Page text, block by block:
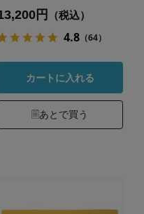
円 （税込）
4.8（64）
カートに入れる
あとで買う